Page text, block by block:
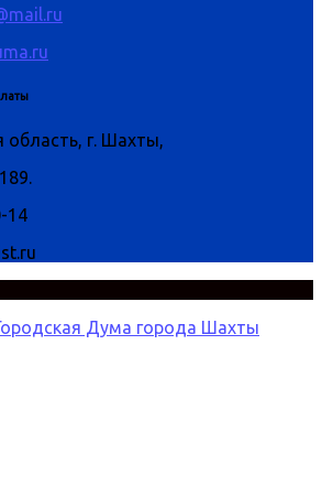
область, г. Шахты,
14
Дума города Шахты